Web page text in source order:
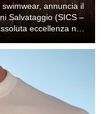
annuncia il
Salvataggio (SICS –
eccellenza nel